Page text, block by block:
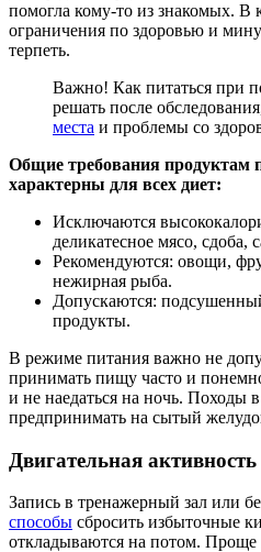
помогла кому-то из знакомых. В
ограничения по здоровью и
терпеть.
Важно! Как питаться при
решать после
места и проблемы со
Общие требования продуктам
характерны для всех диет:
Исключаются
деликатесное мясо, сдоба,
Рекомендуются: овощи,
нежирная рыба.
Допускаются:
продукты.
В режиме питания важно не
принимать пищу часто и
и не наедаться на ночь. Походы
предпринимать на сытый
Двигательная активность
Запись в тренажерный зал или
способы сбросить избыточные
откладываются на потом. Проще